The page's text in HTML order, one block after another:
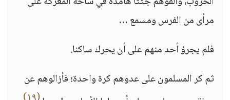
مرأى من الفرس ومسمع …
فلم يجرؤ أحد منهم على أن يحرك ساكنا.
ثم كر المسلمون على عدوهم كرة واحدة؛ فأزالوهم عن